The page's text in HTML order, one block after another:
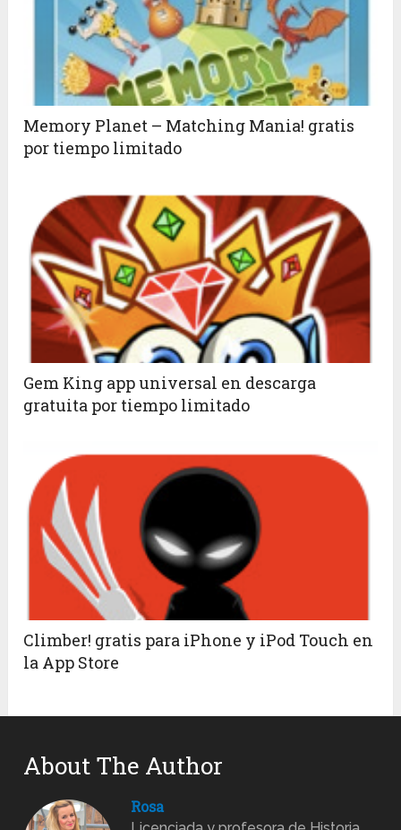
Memory Planet – Matching Mania! gratis
por tiempo limitado
Gem King app universal en descarga
gratuita por tiempo limitado
Climber! gratis para iPhone y iPod Touch en
la App Store
About The Author
Rosa